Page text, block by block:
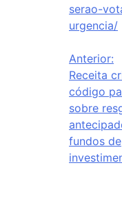
serao-
urgencia/
Anterior:
Receita
código
sobre
fundos de